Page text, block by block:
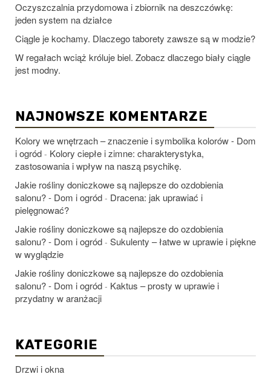
Oczyszczalnia przydomowa i zbiornik na deszczówkę:
jeden system na działce
Ciągle je kochamy. Dlaczego taborety zawsze są w modzie?
W regałach wciąż króluje biel. Zobacz dlaczego biały ciągle
jest modny.
NAJNOWSZE KOMENTARZE
Kolory we wnętrzach – znaczenie i symbolika kolorów - Dom
i ogród - Kolory ciepłe i zimne: charakterystyka,
zastosowania i wpływ na naszą psychikę.
Jakie rośliny doniczkowe są najlepsze do ozdobienia
salonu? - Dom i ogród - Dracena: jak uprawiać i
pielęgnować?
Jakie rośliny doniczkowe są najlepsze do ozdobienia
salonu? - Dom i ogród - Sukulenty – łatwe w uprawie i piękne
w wyglądzie
Jakie rośliny doniczkowe są najlepsze do ozdobienia
salonu? - Dom i ogród - Kaktus – prosty w uprawie i
przydatny w aranżacji
KATEGORIE
Drzwi i okna